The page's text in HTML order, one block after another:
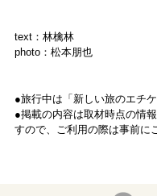
text：林檎林
photo：松本朋也
●旅行中は「新しい旅のエチ
●掲載の内容は取材時点の情
すので、ご利用の際は事前に